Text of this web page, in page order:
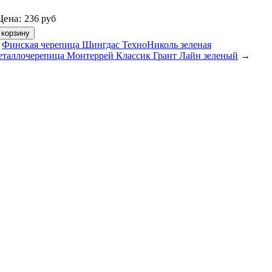
236 руб
Финская черепица Шингдас ТехноНиколь зеленая
Монтеррей Классик Грант Лайн зеленый →